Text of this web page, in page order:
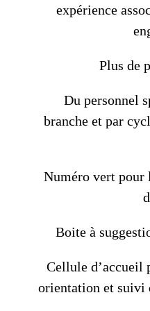
expérience
Plus de
Du personnel
branche et par
Numéro vert pour
Boite à
Cellule d’accueil
orientation et suivi